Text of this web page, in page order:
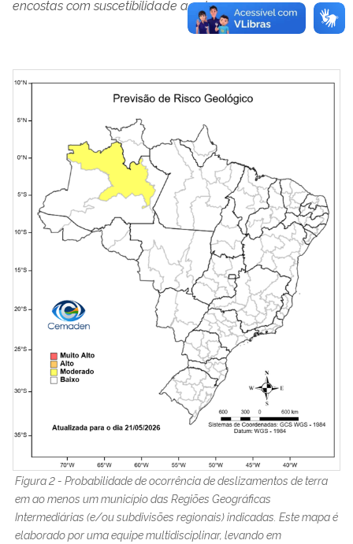
encostas com suscetibilidade a estes processos.
Figura 2 - Probabilidade de ocorrência de deslizamentos de terra
em ao menos um município das Regiões Geográficas
Intermediárias (e/ou subdivisões regionais) indicadas. Este mapa é
elaborado por uma equipe multidisciplinar, levando em